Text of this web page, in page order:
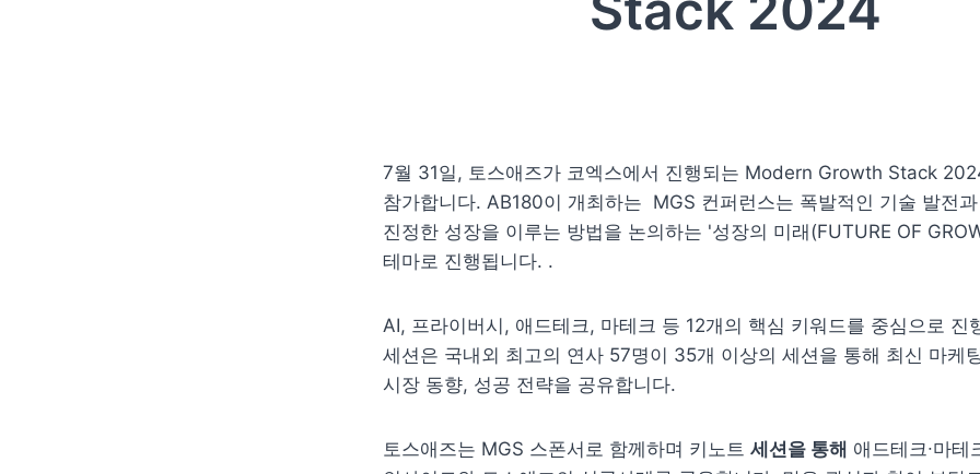
7월 31일, 토스애즈가 코엑스에서 진행되는 Modern Growth Stack
참가합니다. AB180이 개최하는  MGS 컨퍼런스는 폭발적인 기술 발전
진정한 성장을 이루는 방법을 논의하는 '성장의 미래(FUTURE OF
테마로 진행됩니다. .
AI, 프라이버시, 애드테크, 마테크 등 12개의 핵심 키워드를 중심으로 진
세션은 국내외 최고의 연사 57명이 35개 이상의 세션을 통해 최신 마케
시장 동향, 성공 전략을 공유합니다.
토스애즈는 MGS 스폰서로 함께하며 키노트 세션을 통해 애드테크∙마테